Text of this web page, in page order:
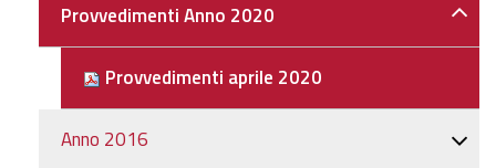
Provvedimenti Anno 2020
Provvedimenti aprile 2020
Anno 2016